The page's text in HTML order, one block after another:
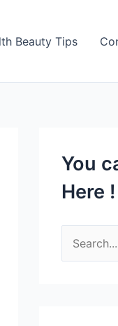
Beauty Tips
You
Here !
e